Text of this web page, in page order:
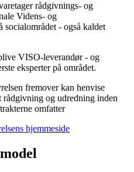
rådgivnings- og
Videns- og
socialområdet - også kaldet
VISO-leverandør - og
eksperter på området.
fremover kan henvise
og udredning inden
omfatter
hjemmeside